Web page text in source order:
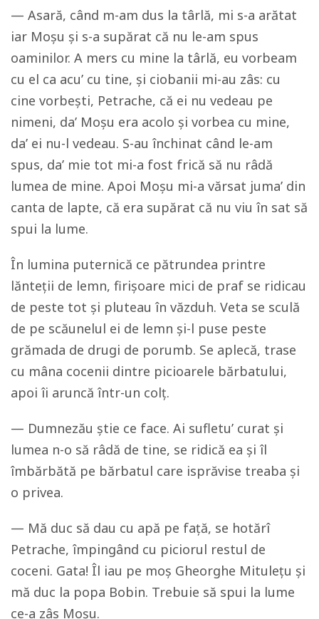
— Asară, când m-am dus la târlă, mi s-a arătat
iar Moșu și s-a supărat că nu le-am spus
oaminilor. A mers cu mine la târlă, eu vorbeam
cu el ca acu’ cu tine, și ciobanii mi-au zâs: cu
cine vorbești, Petrache, că ei nu vedeau pe
nimeni, da’ Moșu era acolo și vorbea cu mine,
da’ ei nu-l vedeau. S-au închinat când le-am
spus, da’ mie tot mi-a fost frică să nu râdă
lumea de mine. Apoi Moșu mi-a vărsat juma’ din
canta de lapte, că era supărat că nu viu în sat să
spui la lume.
În lumina puternică ce pătrundea printre
lănteții de lemn, firișoare mici de praf se ridicau
de peste tot și pluteau în văzduh. Veta se sculă
de pe scăunelul ei de lemn și-l puse peste
grămada de drugi de porumb. Se aplecă, trase
cu mâna cocenii dintre picioarele bărbatului,
apoi îi aruncă într-un colț.
— Dumnezău știe ce face. Ai sufletu’ curat și
lumea n-o să râdă de tine, se ridică ea și îl
îmbărbătă pe bărbatul care isprăvise treaba și
o privea.
— Mă duc să dau cu apă pe față, se hotărî
Petrache, împingând cu piciorul restul de
coceni. Gata! Îl iau pe moș Gheorghe Mitulețu și
mă duc la popa Bobin. Trebuie să spui la lume
ce-a zâs Moșu.